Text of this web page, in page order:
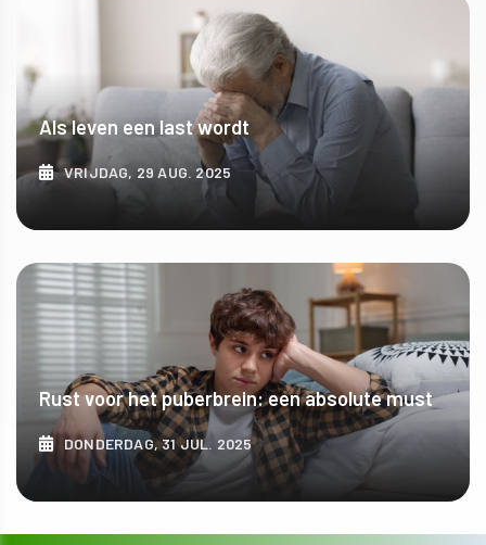
Als leven een last wordt
VRIJDAG, 29 AUG. 2025
ONTDEK MEER
Rust voor het puberbrein: een absolute must
DONDERDAG, 31 JUL. 2025
ONTDEK MEER